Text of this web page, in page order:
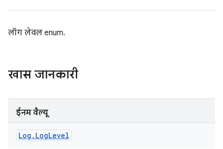
लॉग लेवल enum.
खास जानकारी
ईनम वैल्यू
Log . LogLevel